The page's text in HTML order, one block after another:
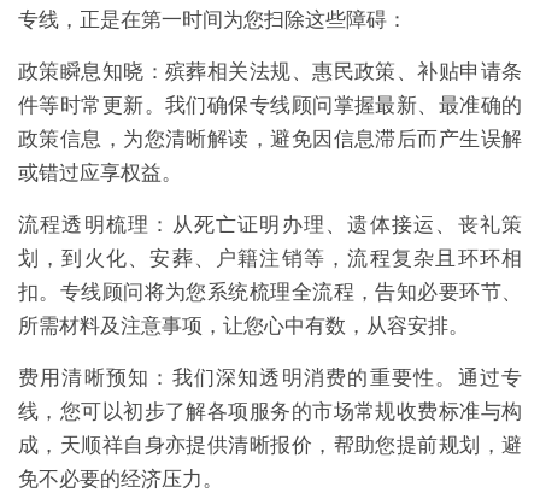
专线，正是在第一时间为您扫除这些障碍：
政策瞬息知晓：殡葬相关法规、惠民政策、补贴申请条
件等时常更新。我们确保专线顾问掌握最新、最准确的
政策信息，为您清晰解读，避免因信息滞后而产生误解
或错过应享权益。
流程透明梳理：从死亡证明办理、遗体接运、丧礼策
划，到火化、安葬、户籍注销等，流程复杂且环环相
扣。专线顾问将为您系统梳理全流程，告知必要环节、
所需材料及注意事项，让您心中有数，从容安排。
费用清晰预知：我们深知透明消费的重要性。通过专
线，您可以初步了解各项服务的市场常规收费标准与构
成，天顺祥自身亦提供清晰报价，帮助您提前规划，避
免不必要的经济压力。